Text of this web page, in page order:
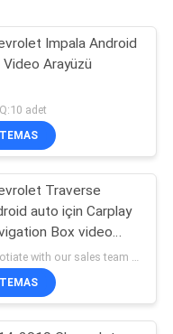
Impala Android
Video Arayüzü
adet
TEMAS
Traverse
auto için Carplay
Box video
TEMAS